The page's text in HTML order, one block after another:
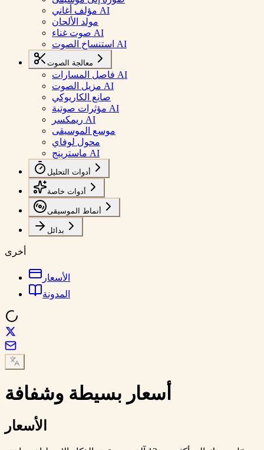
مؤلف أغاني AI
مولد الألحان
صوت غناء AI
استنساخ الصوت AI
معالجة الصوت
فاصل المسارات AI
مزيل الصوت AI
صانع الكاريوكي
مؤثرات صوتية AI
ريمكسر AI
موسع الموسيقى
محول لوفاي
ماسترينج AI
أدوات التحليل
أدوات خاصة
أنماط الموسيقى
بدائل
أخرى
الأسعار
المدونة
أسعار بسيطة وشفافة
الأسعار